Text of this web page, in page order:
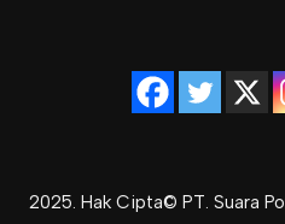
2025. Hak Cipta© PT. Suara